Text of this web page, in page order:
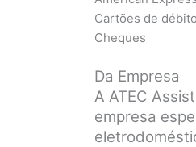
Cartões de débito
Cheques
Da Empresa
A ATEC
empresa